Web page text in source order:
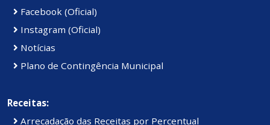
Facebook (Oficial)
Instagram (Oficial)
Notícias
Plano de Contingência Municipal
Receitas:
Arrecadação das Receitas por Percentual